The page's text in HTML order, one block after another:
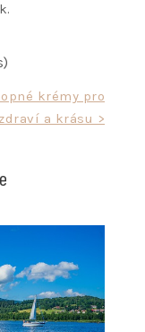
krémy pro
zdraví a krásu >